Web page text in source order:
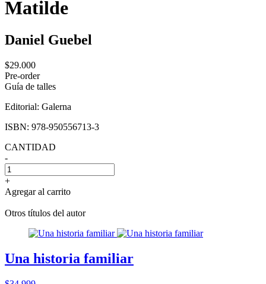
Matilde
Daniel Guebel
$29.000
Pre-order
Guía de talles
Editorial: Galerna
ISBN: 978-950556713-3
CANTIDAD
-
+
Agregar al carrito
Otros títulos del autor
Una historia familiar